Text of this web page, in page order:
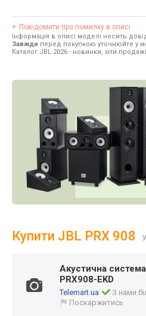
Повідомити про помилку в описі
Інформація в описі моделі носить
Завжди перед покупкою уточнюйте у
Каталог JBL 2026 - новинки, хіти
Купити JBL PRX 908
Акустична
PRX908-EKD
Telemart.ua З нами
Поскаржитись